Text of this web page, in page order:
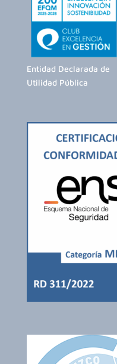
Entidad Declarada de
Utilidad Pública